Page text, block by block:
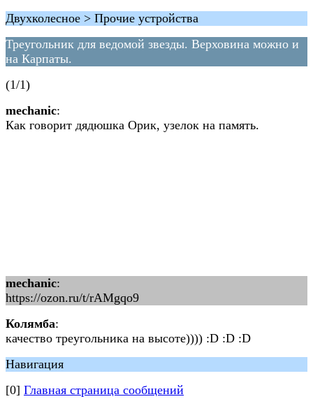
Двухколесное > Прочие устройства
Треугольник для ведомой звезды. Верховина можно и
на Карпаты.
(1/1)
mechanic:
Как говорит дядюшка Орик, узелок на память.
mechanic:
https://ozon.ru/t/rAMgqo9
Колямба:
качество треугольника на высоте)))) :D :D :D
Навигация
[0] Главная страница сообщений